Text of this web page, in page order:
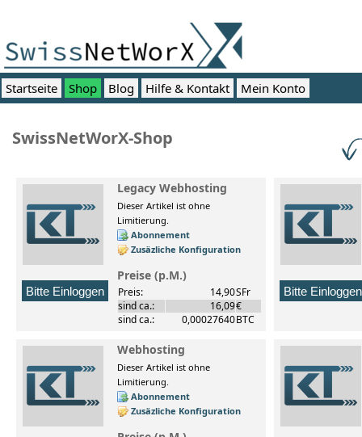
Startseite Shop Blog Hilfe & Kontakt Mein Konto
SwissNetWorX-Shop
Legacy Webhosting
Dieser Artikel ist ohne
Limitierung.
Abonnement
Zusäzliche Konfiguration
Preise (p.M.)
Preis: 14,90SFr
sind ca.:
16,09€
sind ca.:
0,00027640BTC
Webhosting
Dieser Artikel ist ohne
Limitierung.
Abonnement
Zusäzliche Konfiguration